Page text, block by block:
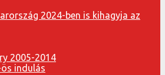
2024-ben is kihagyja az
2005-2014
indulás